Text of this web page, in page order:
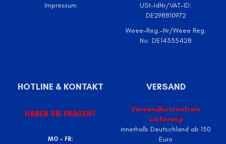
Impressum
USt-IdNr/VAT-ID:
DE298810972
Weee-Reg.-Nr/Weee Reg.
No: DE14335428
HOTLINE & KONTAKT
HABEN SIE FRAGEN?
MO - FR:
VERSAND
Versandkostenfreie
Lieferung
innerhalb Deutschland ab 150
Euro